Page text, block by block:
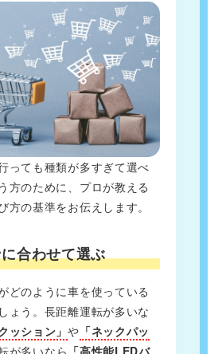
っても種類が多すぎて選べ
方のために、プロが教える
方の基準をお伝えします。
合わせて選ぶ
どのように車を使っている
ょう。長距離運転が多いな
ッション」や 「ネックパッ
が多いなら 「高性能LEDバ